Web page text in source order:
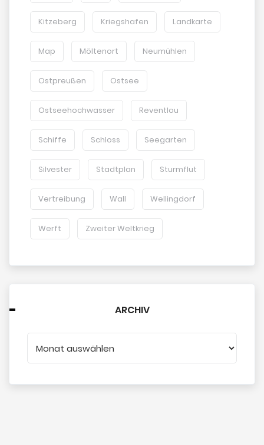
Kitzeberg Kriegshafen Landkarte
Map Möltenort Neumühlen
Ostpreußen Ostsee
Ostseehochwasser Reventlou
Schiffe Schloss Seegarten
Silvester Stadtplan Sturmflut
Vertreibung Wall Wellingdorf
Werft Zweiter Weltkrieg
ARCHIV